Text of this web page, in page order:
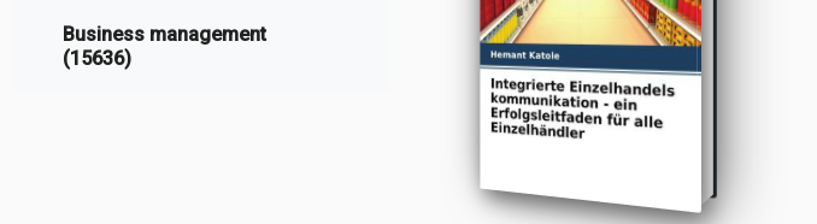
Business management
(15636)